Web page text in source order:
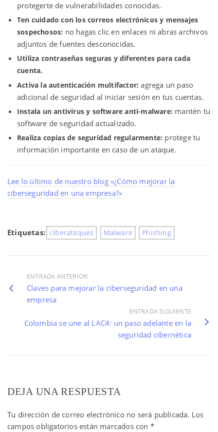
protegerte de vulnerabilidades conocidas.
Ten cuidado con los correos electrónicos y mensajes
sospechosos: no hagas clic en enlaces ni abras archivos
adjuntos de fuentes desconocidas.
Utiliza contraseñas seguras y diferentes para cada
cuenta.
Activa la autenticación multifactor: agrega un paso
adicional de seguridad al iniciar sesión en tus cuentas.
Instala un antivirus y software anti-malware: mantén tu
software de seguridad actualizado.
Realiza copias de seguridad regularmente: protege tu
información importante en caso de un ataque.
Lee lo último de nuestro blog «¿Cómo mejorar la
ciberseguridad en una empresa?»
Etiquetas: ciberataques Malware Phishing
ENTRADA ANTERIOR
Claves para mejorar la ciberseguridad en una
empresa
ENTRADA SIGUIENTE
Colombia se une al LAC4: un paso adelante en la
seguridad cibernética
DEJA UNA RESPUESTA
Tu dirección de correo electrónico no será publicada. Los
campos obligatorios están marcados con *